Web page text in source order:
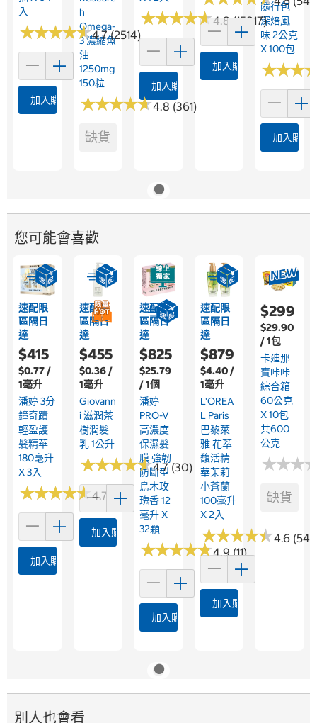
入
★★★★★
★★★★★4.7 (2514)
加入購物車
H
Omega-
3 濃縮魚
油
1250mg
150粒
★★★★★
★★★★★4.8 (361)
缺貨
★★★★★
★★★★★4.8 (15817)
加入購物車
加入購物車
隨行包
深焙風
味 2公克
X 100包
★★★
★★★
加入購物
您可能會喜歡
速配限
區隔日
達
$415
$0.77 /
1毫升
潘婷 3分
鐘奇蹟
輕盈護
髮精華
180毫升
X 3入
★★★★★
★★★★★4.7 (3)
加入購物車
速配限
區隔日
達
$455
$0.36 /
1毫升
Giovann
I 滋潤茶
樹潤髮
乳 1公升
★★★★★
★★★★★4.7 (30)
加入購物車
速配限
區隔日
達
$825
$25.79
/ 1個
潘婷
PRO-V
高濃度
保濕髮
膜 強韌
防斷型
烏木玫
瑰香 12
毫升 X
32顆
★★★★★
★★★★★4.9 (11)
加入購物車
速配限
區隔日
達
$879
$4.40 /
1毫升
L'OREA
L Paris
巴黎萊
雅 花萃
馥活精
華茉莉
小蒼蘭
100毫升
X 2入
★★★★★
★★★★★4.6 (54)
加入購物車
$299
$29.90
/ 1包
卡廸那
寶咔咔
綜合箱
60公克
X 10包
共600
公克
★★★
★★★
缺貨
別人也會看